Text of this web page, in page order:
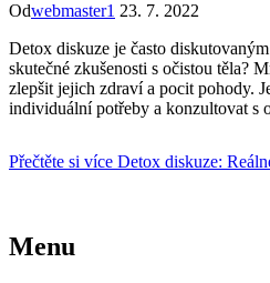
Odwebmaster1 23. 7. 2022
Detox diskuze je často
skutečné zkušenosti s očistou těla?
zlepšit jejich zdraví a pocit pohody.
individuální potřeby a konzultovat s
Přečtěte si více Detox diskuze:
Menu